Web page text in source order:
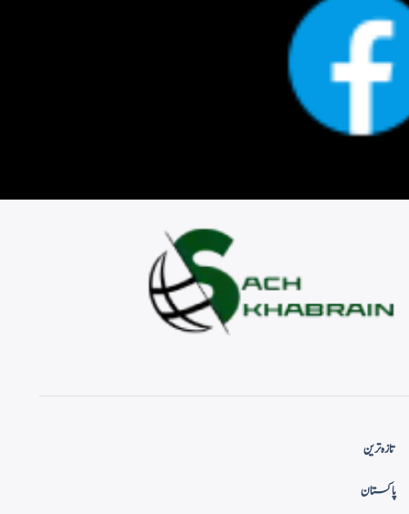
تازہ ترین
پاکستان